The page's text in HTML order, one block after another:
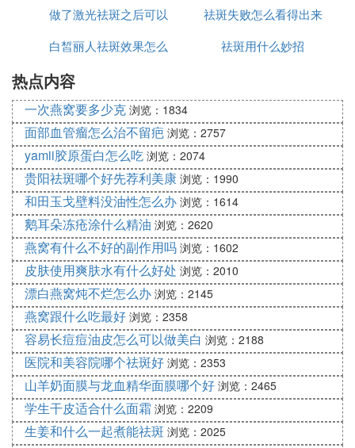
生在敷面膜的时候，要掌握好频率和时间，因为肌肤
能会出现面膜上的肌肤的精华不能被完全吸收，残留
在肌肤表面，反倒给肌肤带来不小的负担，可能打破
肌肤的稳定屏障。所以，建议女生敷面膜最好是一周
2至3次即可，保持肌肤白皙润滑！
PS：痘痘肌的女生，最好是在敷完面膜之后及时清
洗，让肌肤更自由的呼吸。
3、多吃水果
尤其是含维生素A,C,E多的水果，一定要多吃，可以
抗氧化，抗衰老，是每个爱美的女孩必须有的护肤食
谱，这样就可以做到不化妆皮肤也很好的哦。
诸如含维A多的苹果、樱桃、西瓜、枇杷等，含维C
多的葡萄、猕猴桃、芒果等，含维E多的酸枣、番
茄、橙子等。
4、睡眠充足
一餐不吃没大碍，身体内的营养素能够储存，但一晚
没睡，隔天肯定露出倦容，因为睡眠无法存放，补眠
其实是补不回来的。在我们睡着3小时后，身体会分
泌生长荷尔蒙，一天的身体和肌肤再生，大约花上6
小时。建议12点半之前上床睡觉，这样不用腮红口
红，气色都会特别好哦。
众听过美莱
做了激光祛斑之后可以
吃什么
祛斑失败怎么看得出来
白皙丽人祛斑效果怎么
祛斑用什么妙招
热点内容
一次燕窝要多少克 浏览：1834
面部血管瘤怎么治不留疤 浏览：2757
yamii胶原蛋白怎么吃 浏览：2074
贵阳祛斑哪个好先荐利美康 浏览：1990
和田玉戈壁料没油性怎么办 浏览：1614
鹅耳朵冻疮涂什么精油 浏览：2620
燕窝有什么不好的副作用吗 浏览：1602
皮肤使用爽肤水有什么好处 浏览：2010
漂白燕窝炖不烂怎么办 浏览：2145
燕窝跟什么吃最好 浏览：2358
容易长痘痘油皮怎么可以做美白 浏览：2188
医院和美容院哪个祛斑好 浏览：2353
山羊奶面膜与龙血精华面膜哪个好 浏览：2465
学生干皮适合什么面霜 浏览：2209
生姜和什么一起煮能祛斑 浏览：2025